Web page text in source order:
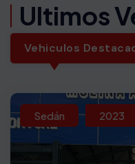
Ultimos
Vehiculos
Sedán 2023